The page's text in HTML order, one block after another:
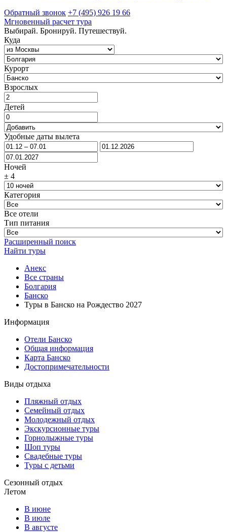
Обратный звонок +7 (495) 926 19 66
Мгновенный расчет тура
Выбирай. Бронируй. Путешествуй.
Куда
Курорт
Взрослых
Детей
Удобные даты вылета
Ночей
± 4
Категория
Все отели
Тип питания
Расширенный поиск
Найти туры
Анекс
Все страны
Болгария
Банско
Туры в Банско на Рождество 2027
Информация
Отели Банско
Общая информация
Карта Банско
Достопримечательности
Виды отдыха
Пляжный отдых
Семейный отдых
Молодежный отдых
Экскурсионные туры
Горнолыжные туры
Шоп туры
Свадебные туры
Туры с детьми
Сезонный отдых
Летом
В июне
В июле
В августе